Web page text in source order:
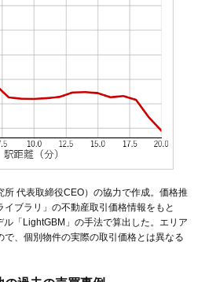
代表取締役CEO）の協力で作成。価格推
イブラリ 」の不動産取引価格情報をもと
「LightGBM」の手法で算出した。エリア
、個別物件の実際の取引価格とは異なる